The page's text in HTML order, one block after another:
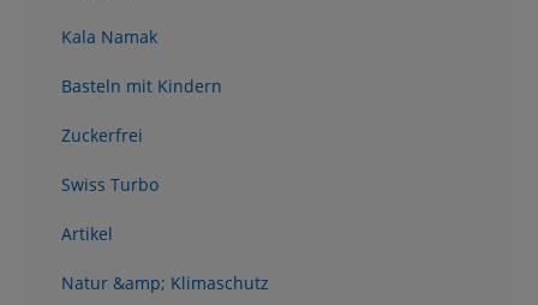
Kala Namak
Basteln mit Kindern
Zuckerfrei
Swiss Turbo
Artikel
Natur &amp; Klimaschutz